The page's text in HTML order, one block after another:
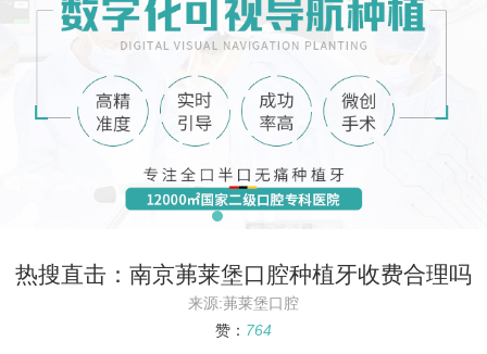
热搜直击：南京茀莱堡口腔种植牙收费合理吗
“市民关注”韩国奥齿泰种植牙多少钱一颗
来源:茀莱堡口腔
赞： 764